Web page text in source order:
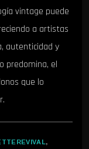
vintage puede
a artistas
autenticidad y
predomina, el
que lo
,